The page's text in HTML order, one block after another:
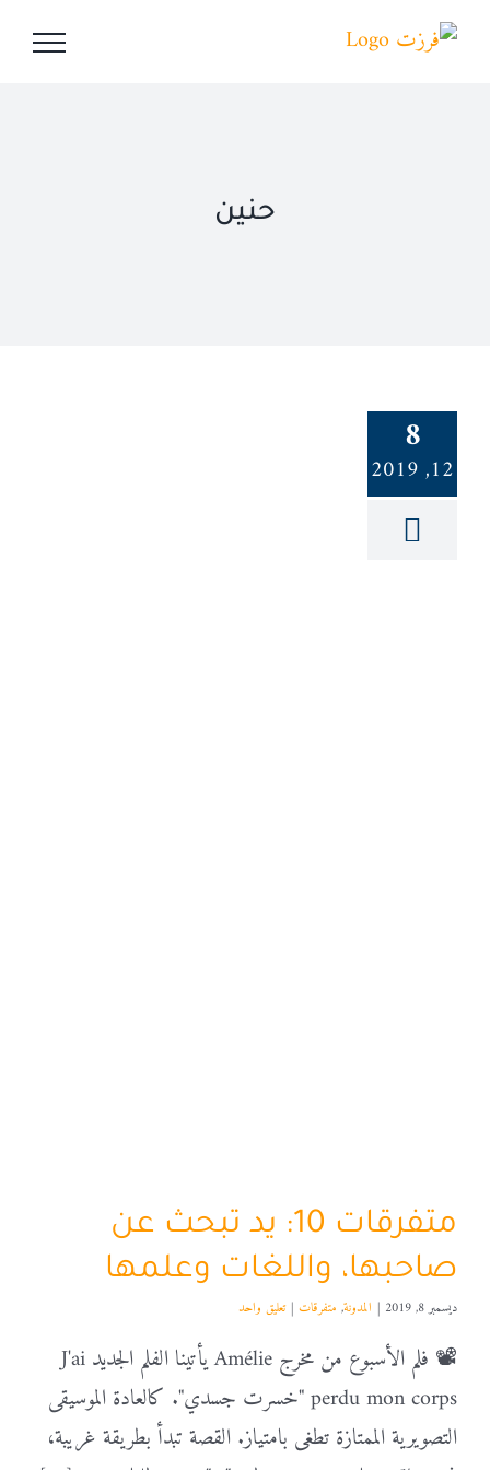
Skip
حنين
8
12, 2019
متفرقات 10: يد تبحث عن
صاحبها، واللغات وعلمها
ديسمبر 8, 2019 | المدونة, متفرقات | تعليق واحد
📽️ فلم الأسبوع من مخرج Amélie يأتينا الفلم الجديد J'ai
perdu mon corps "خسرت جسدي". كالعادة الموسيقى
التصويرية الممتازة تطغى بامتياز. القصة تبدأ بطريقة غريبة،